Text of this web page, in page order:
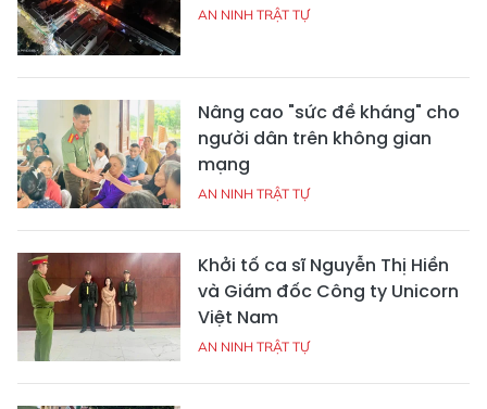
AN NINH TRẬT TỰ
Nâng cao "sức đề kháng" cho
người dân trên không gian
mạng
AN NINH TRẬT TỰ
Khởi tố ca sĩ Nguyễn Thị Hiền
và Giám đốc Công ty Unicorn
Việt Nam
AN NINH TRẬT TỰ